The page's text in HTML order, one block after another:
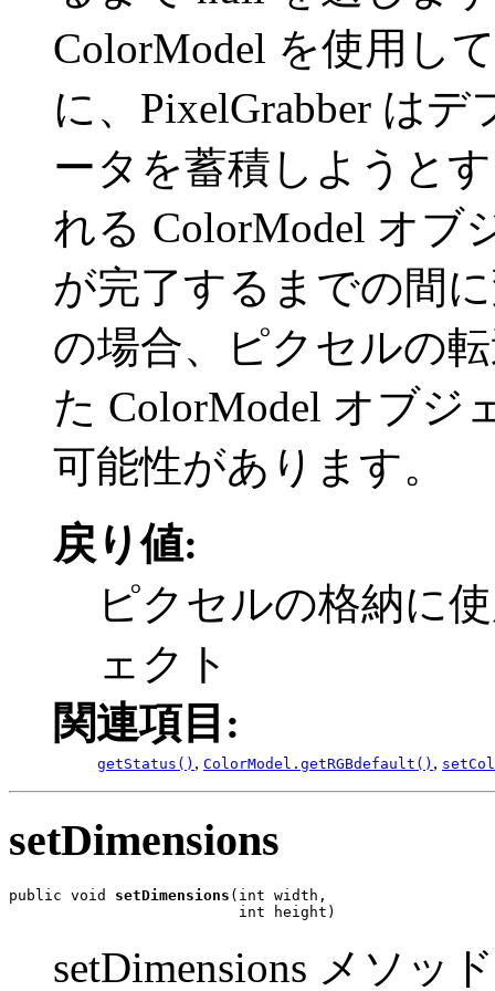
ColorModel を使用し
に、PixelGrabber は
ータを蓄積しようと
れる ColorModel オブ
が完了するまでの間
の場合、ピクセルの転
た ColorModel オブジ
可能性があります。
戻り値:
ピクセルの格納に
ェクト
関連項目:
getStatus() , ColorModel.getRGBdefault() ,
setDimensions
public void setDimensions (int width,
                          int height)
setDimensions メソッ